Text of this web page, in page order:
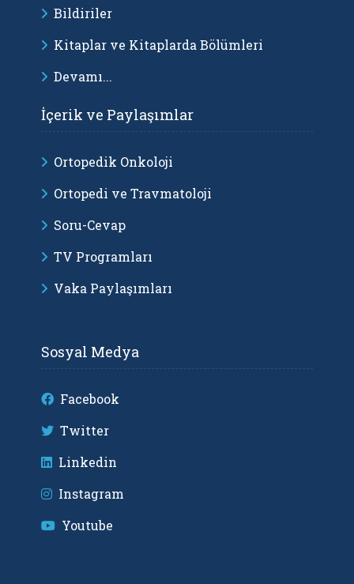
Bildiriler
Kitaplar ve Kitaplarda Bölümleri
Devamı...
İçerik ve Paylaşımlar
Ortopedik Onkoloji
Ortopedi ve Travmatoloji
Soru-Cevap
TV Programları
Vaka Paylaşımları
Sosyal Medya
Facebook
Twitter
Linkedin
Instagram
Youtube